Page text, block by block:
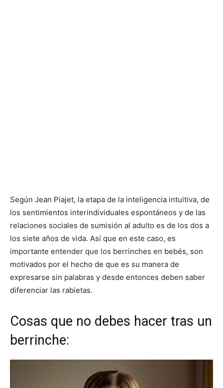
Según Jean Piajet, la etapa de la inteligencia intuitiva, de
los sentimientos interindividuales espontáneos y de las
relaciones sociales de sumisión al adulto es de los dos a
los siete años de vida. Así que en este caso, es
importante entender que los berrinches en bebés, son
motivados por el hecho de que es su manera de
expresarse sin palabras y desde entonces deben saber
diferenciar las rabietas.
Cosas que no debes hacer tras un
berrinche: